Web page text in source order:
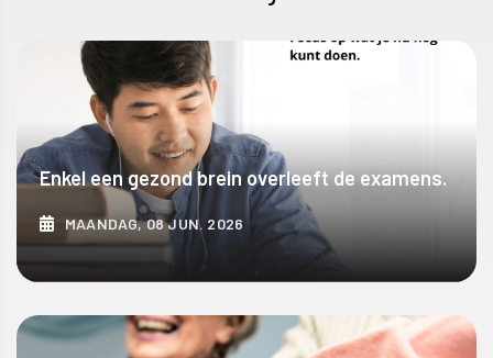
Enkel een gezond brein overleeft de examens.
MAANDAG, 08 JUN. 2026
ONTDEK MEER